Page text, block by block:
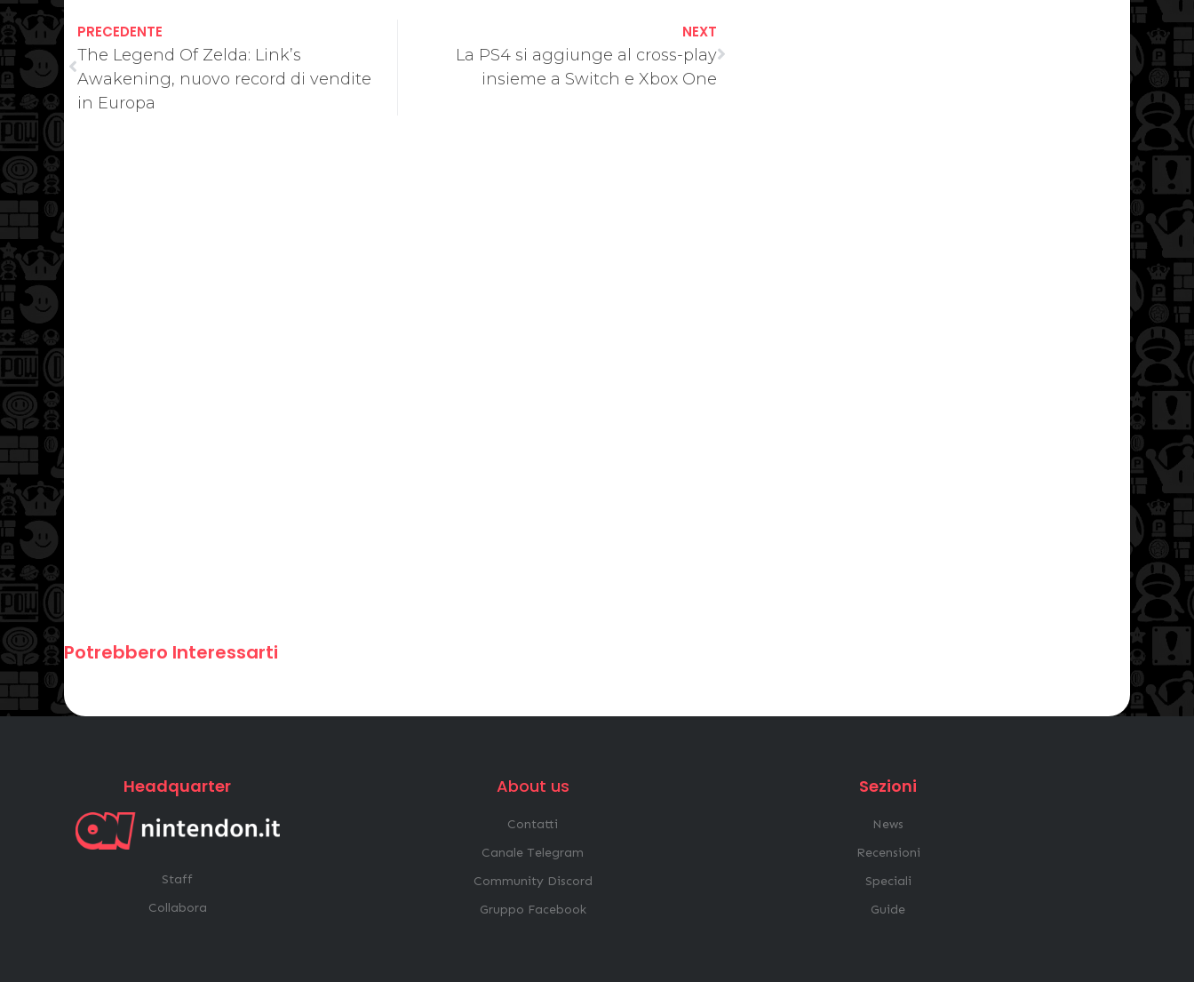
PRECEDENTE
The Legend Of Zelda: Link’s
Awakening, nuovo record di vendite
in Europa
NEXT
La PS4 si aggiunge al cross-play
insieme a Switch e Xbox One
Potrebbero Interessarti
Headquarter
Staff
Collabora
About us
Contatti
Canale Telegram
Community Discord
Gruppo Facebook
Sezioni
News
Recensioni
Speciali
Guide